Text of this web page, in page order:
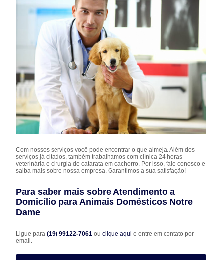
Com nossos serviços você pode encontrar o que almeja. Além dos
serviços já citados, também trabalhamos com clínica 24 horas
veterinária e cirurgia de catarata em cachorro. Por isso, fale conosco e
saiba mais sobre nossa empresa. Garantimos a sua satisfação!
Para saber mais sobre Atendimento a
Domicílio para Animais Domésticos Notre
Dame
Ligue para(19) 99122-7061ouclique aqui e entre em contato por
email.